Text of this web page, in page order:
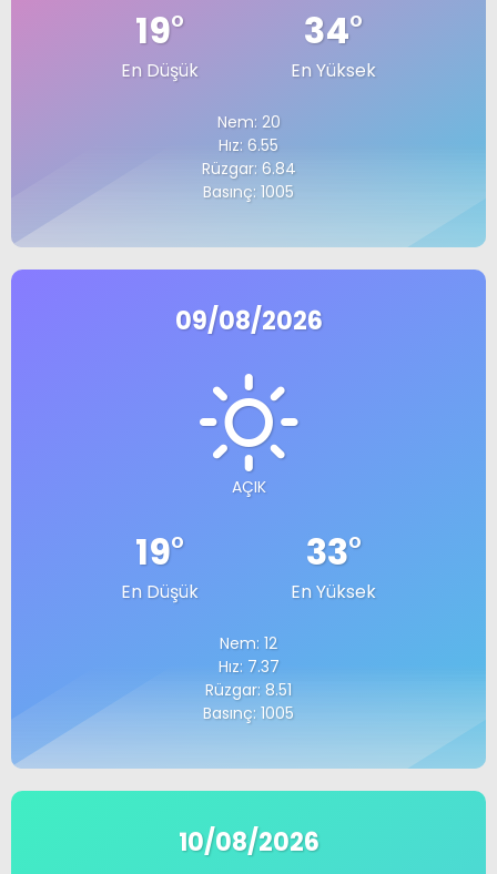
19°
En Düşük
34°
En Yüksek
Nem: 20
Hız: 6.55
Rüzgar: 6.84
Basınç: 1005
09/08/2026
AÇIK
19°
En Düşük
33°
En Yüksek
Nem: 12
Hız: 7.37
Rüzgar: 8.51
Basınç: 1005
10/08/2026